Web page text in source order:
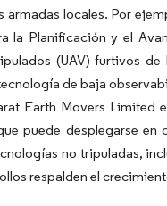
locales. Por
la Planificación y el
(UAV) furtivos
de baja
Earth Movers Limited
puede desplegarse
no tripuladas,
respalden el